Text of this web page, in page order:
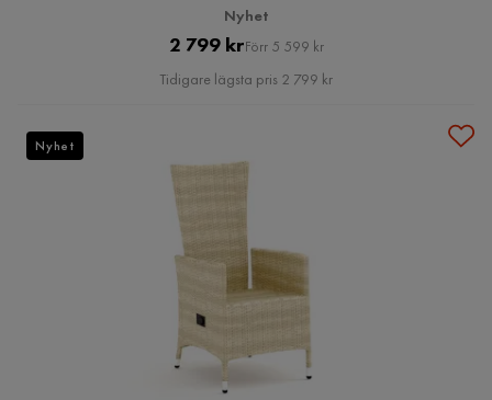
Nyhet
Pris
2 799 krOriginal
Pris
Förr 5 599 kr
Tidigare lägsta pris 2 799 kr
Nyhet